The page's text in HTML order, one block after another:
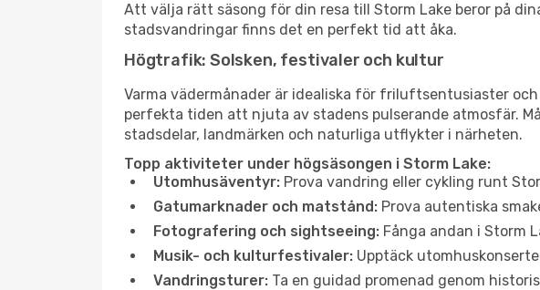
Att välja rätt säsong för din resa till Storm Lake beror på
stadsvandringar finns det en perfekt tid att åka.
Högtrafik: Solsken, festivaler och kultur
Varma vädermånader är idealiska för friluftsentusiaster
perfekta tiden att njuta av stadens pulserande atmosfär.
stadsdelar, landmärken och naturliga utflykter i närheten.
Topp aktiviteter under högsäsongen i Storm Lake:
Utomhusäventyr: Prova vandring eller cykling runt
Gatumarknader och matstånd: Prova autentiska
Fotografering och sightseeing: Fånga andan i Storm
Musik- och kulturfestivaler: Upptäck
Vandringsturer: Ta en guidad promenad genom